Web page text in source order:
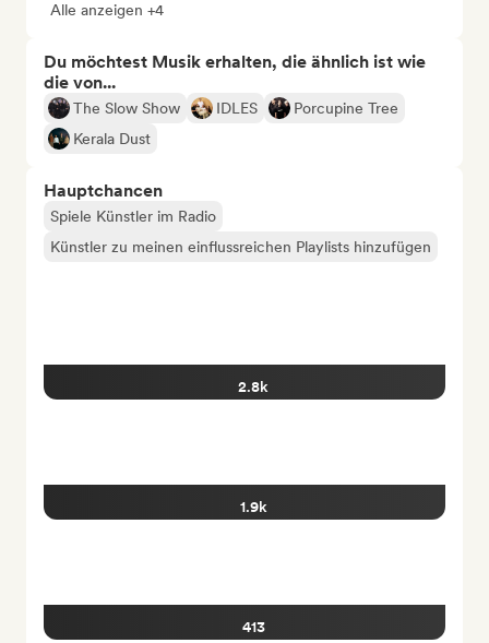
Alle anzeigen +4
Du möchtest Musik erhalten, die ähnlich ist wie
die von...
The Slow Show IDLES
Porcupine Tree
Kerala Dust
Hauptchancen
Spiele Künstler im Radio
Künstler zu meinen einflussreichen Playlists hinzufügen
2.8k
1.9k
413